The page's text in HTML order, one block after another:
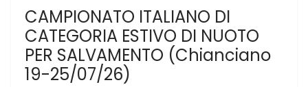
CAMPIONATO ITALIANO DI
CATEGORIA ESTIVO DI NUOTO
PER SALVAMENTO (Chianciano
19-25/07/26)